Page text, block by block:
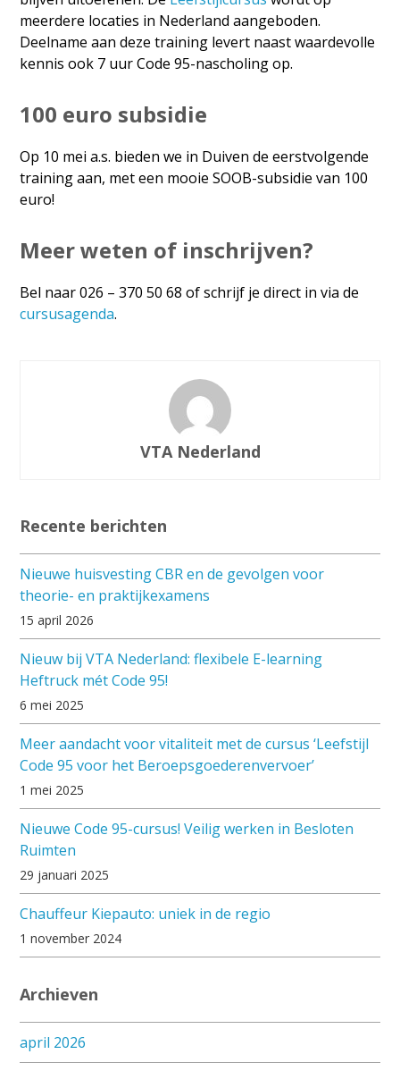
meerdere locaties in Nederland aangeboden.
Deelname aan deze training levert naast waardevolle
kennis ook 7 uur Code 95-nascholing op.
100 euro subsidie
Op 10 mei a.s. bieden we in Duiven de eerstvolgende
training aan, met een mooie SOOB-subsidie van 100
euro!
Meer weten of inschrijven?
Bel naar 026 – 370 50 68 of schrijf je direct in via de
cursusagenda.
VTA Nederland
Recente berichten
Nieuwe huisvesting CBR en de gevolgen voor
theorie- en praktijkexamens
15 april 2026
Nieuw bij VTA Nederland: flexibele E-learning
Heftruck mét Code 95!
6 mei 2025
Meer aandacht voor vitaliteit met de cursus ‘Leefstijl
Code 95 voor het Beroepsgoederenvervoer’
1 mei 2025
Nieuwe Code 95-cursus! Veilig werken in Besloten
Ruimten
29 januari 2025
Chauffeur Kiepauto: uniek in de regio
1 november 2024
Archieven
april 2026